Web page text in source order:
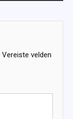
Vereiste velden